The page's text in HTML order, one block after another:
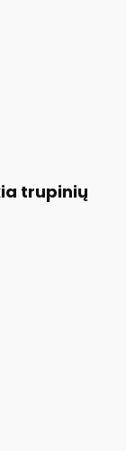
trupinių